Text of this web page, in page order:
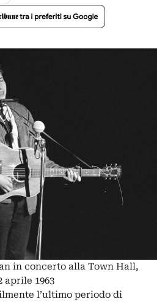
in concerto alla Town Hall,
1963
l’ultimo periodo di